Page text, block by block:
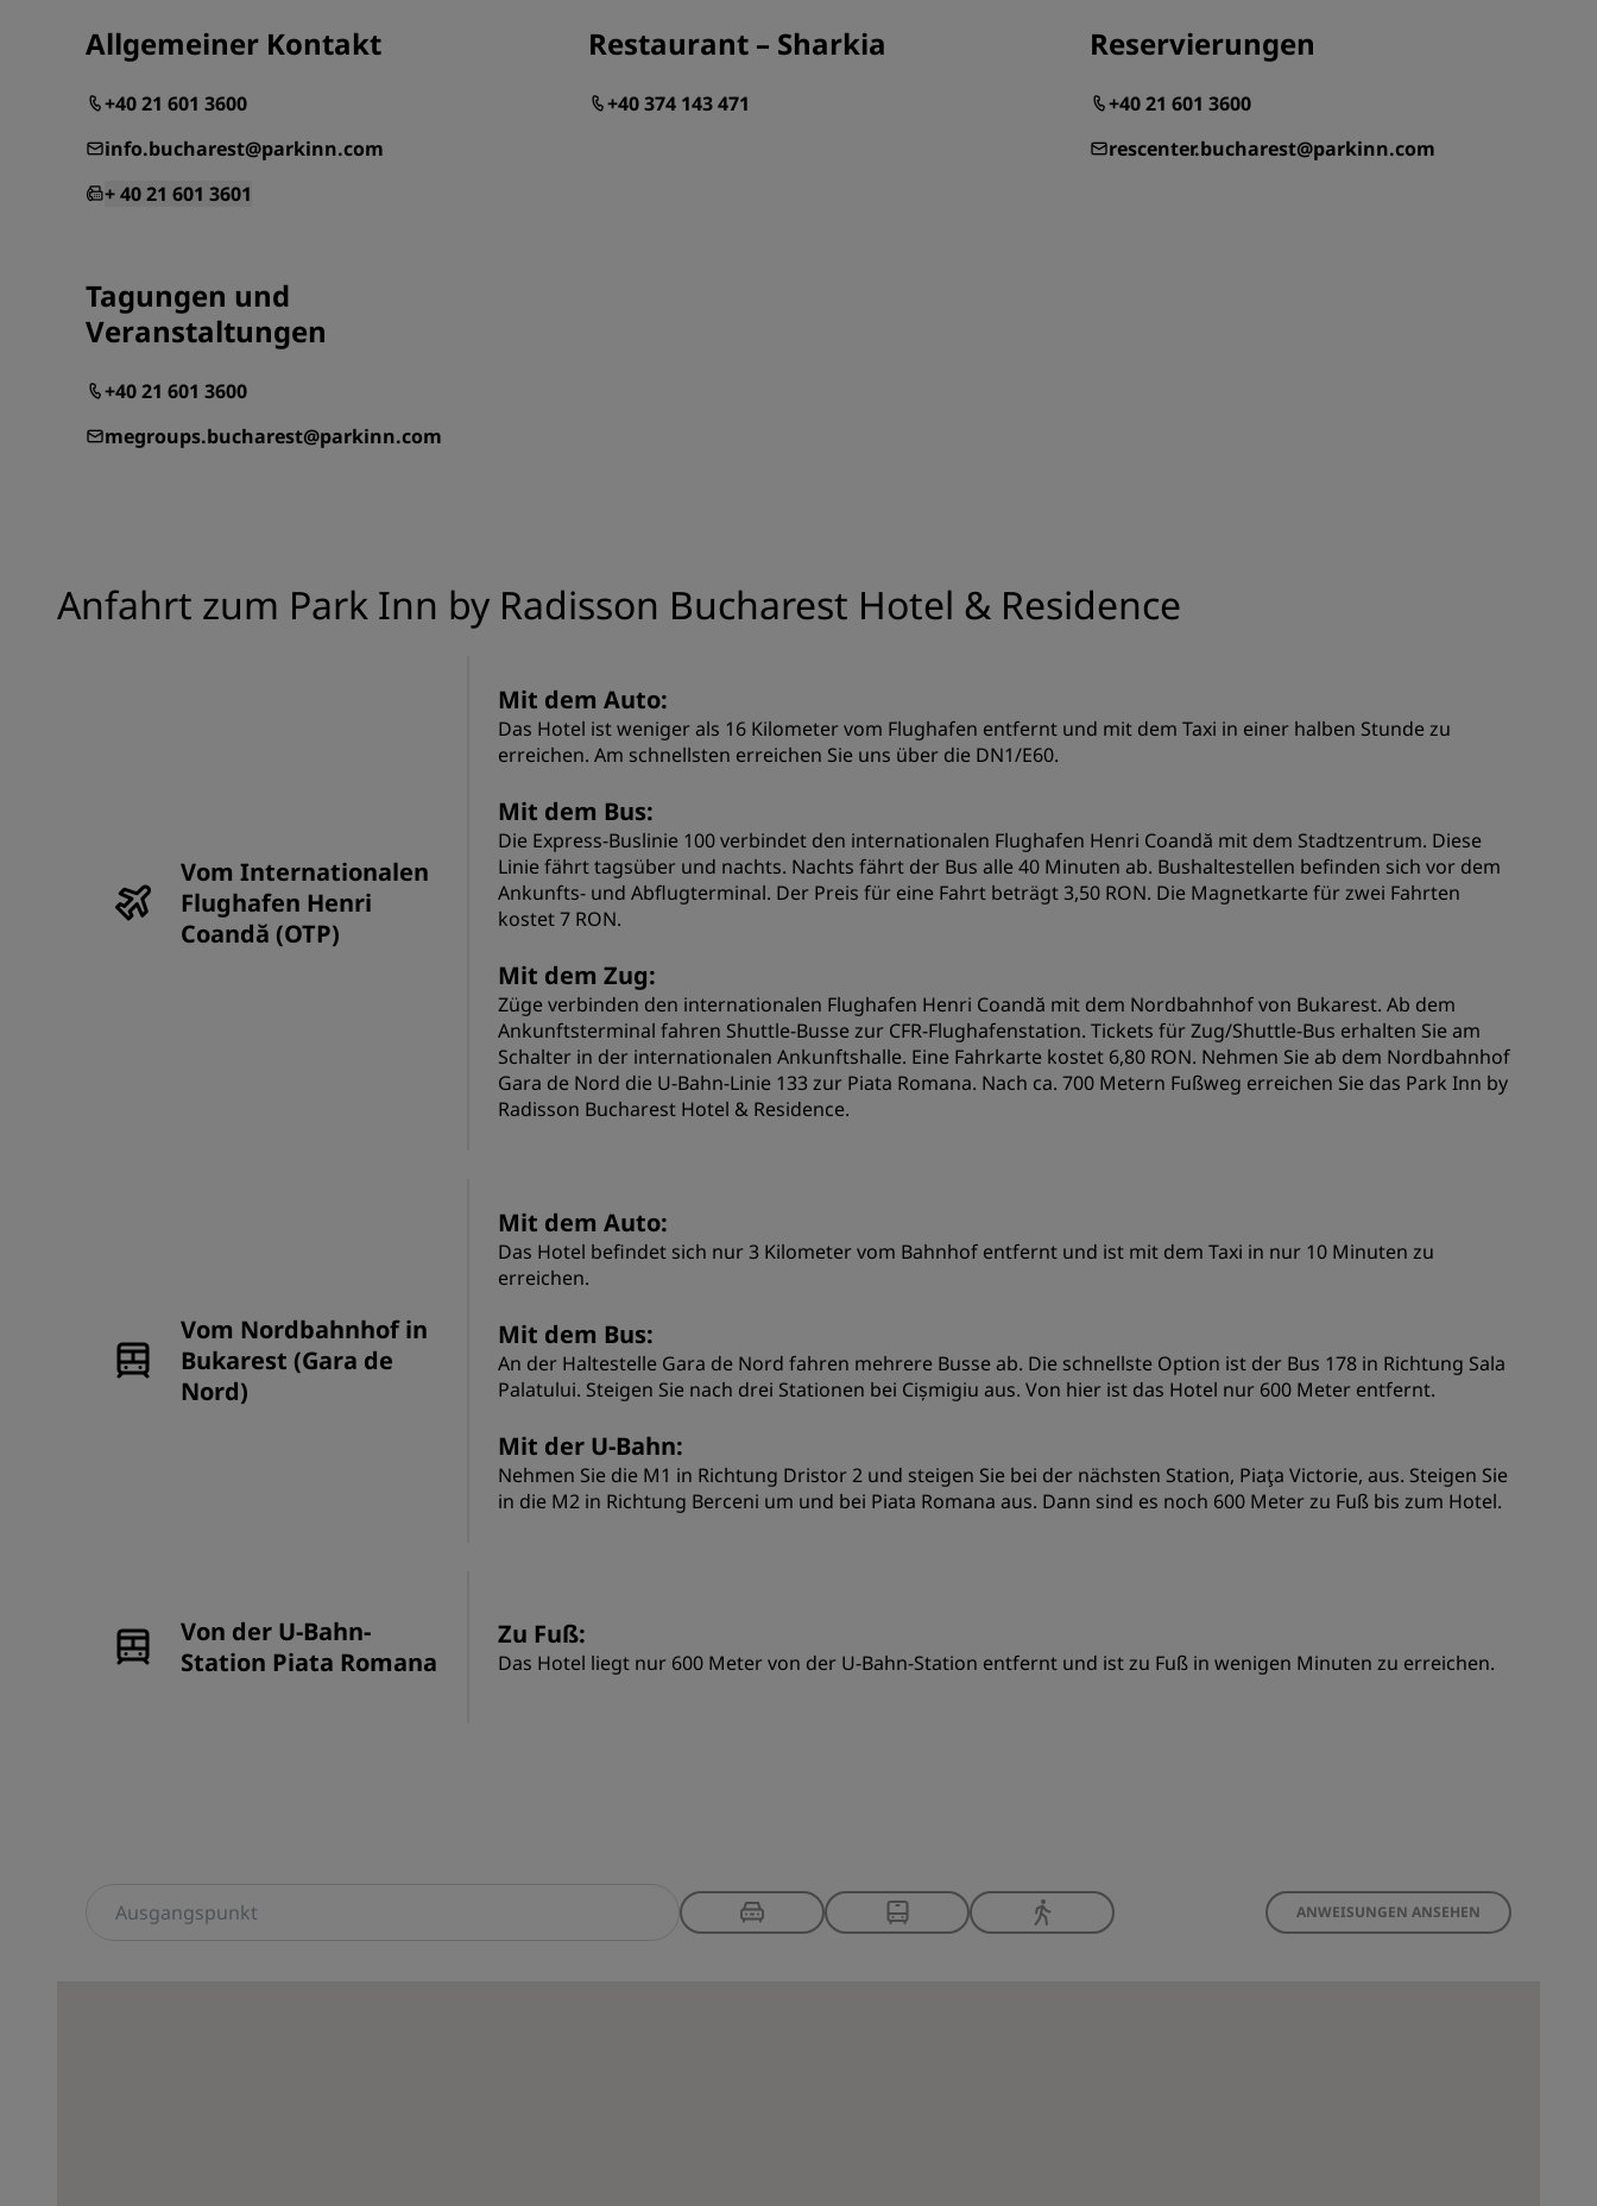
Allgemeiner Kontakt
+40 21 601 3600
info.bucharest@parkinn.com
+ 40 21 601 3601
Restaurant – Sharkia
+40 374 143 471
Reservierungen
+40 21 601 3600
rescenter.bucharest@parkinn.com
Tagungen und
Veranstaltungen
+40 21 601 3600
megroups.bucharest@parkinn.com
Anfahrt zum Park Inn by Radisson Bucharest Hotel & Residence
Vom Internationalen
Flughafen Henri
Coandă (OTP)
Mit dem Auto:
Das Hotel ist weniger als 16 Kilometer vom Flughafen entfernt und mit dem Taxi in einer halben Stunde zu
erreichen. Am schnellsten erreichen Sie uns über die DN1/E60.
Mit dem Bus:
Die Express-Buslinie 100 verbindet den internationalen Flughafen Henri Coandă mit dem Stadtzentrum. Diese
Linie fährt tagsüber und nachts. Nachts fährt der Bus alle 40 Minuten ab. Bushaltestellen befinden sich vor dem
Ankunfts- und Abflugterminal. Der Preis für eine Fahrt beträgt 3,50 RON. Die Magnetkarte für zwei Fahrten
kostet 7 RON.
Mit dem Zug:
Züge verbinden den internationalen Flughafen Henri Coandă mit dem Nordbahnhof von Bukarest. Ab dem
Ankunftsterminal fahren Shuttle-Busse zur CFR-Flughafenstation. Tickets für Zug/Shuttle-Bus erhalten Sie am
Schalter in der internationalen Ankunftshalle. Eine Fahrkarte kostet 6,80 RON. Nehmen Sie ab dem Nordbahnhof
Gara de Nord die U-Bahn-Linie 133 zur Piata Romana. Nach ca. 700 Metern Fußweg erreichen Sie das Park Inn by
Radisson Bucharest Hotel & Residence.
Vom Nordbahnhof in
Bukarest (Gara de
Nord)
Mit dem Auto:
Das Hotel befindet sich nur 3 Kilometer vom Bahnhof entfernt und ist mit dem Taxi in nur 10 Minuten zu
erreichen.
Mit dem Bus:
An der Haltestelle Gara de Nord fahren mehrere Busse ab. Die schnellste Option ist der Bus 178 in Richtung Sala
Palatului. Steigen Sie nach drei Stationen bei Cișmigiu aus. Von hier ist das Hotel nur 600 Meter entfernt.
Mit der U-Bahn:
Nehmen Sie die M1 in Richtung Dristor 2 und steigen Sie bei der nächsten Station, Piaţa Victorie, aus. Steigen Sie
in die M2 in Richtung Berceni um und bei Piata Romana aus. Dann sind es noch 600 Meter zu Fuß bis zum Hotel.
Von der U-Bahn-
Station Piata Romana
Zu Fuß:
Das Hotel liegt nur 600 Meter von der U-Bahn-Station entfernt und ist zu Fuß in wenigen Minuten zu erreichen.
ANWEISUNGEN ANSEHEN